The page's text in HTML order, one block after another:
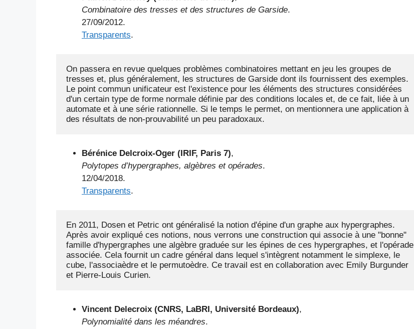
Combinatoire des tresses et des structures de Garside.
27/09/2012.
Transparents.
On passera en revue quelques problèmes combinatoires mettant en jeu les groupes de
tresses et, plus généralement, les structures de Garside dont ils fournissent des exemples.
Le point commun unificateur est l'existence pour les éléments des structures considérées
d'un certain type de forme normale définie par des conditions locales et, de ce fait, liée à un
automate et à une série rationnelle. Si le temps le permet, on mentionnera une application à
des résultats de non-prouvabilité un peu paradoxaux.
Bérénice Delcroix-Oger (IRIF, Paris 7),
Polytopes d’hypergraphes, algèbres et opérades.
12/04/2018.
Transparents.
En 2011, Dosen et Petric ont généralisé la notion d'épine d'un graphe aux hypergraphes.
Après avoir expliqué ces notions, nous verrons une construction qui associe à une "bonne"
famille d'hypergraphes une algèbre graduée sur les épines de ces hypergraphes, et l'opérade
associée. Cela fournit un cadre général dans lequel s'intègrent notamment le simplexe, le
cube, l'associaèdre et le permutoèdre. Ce travail est en collaboration avec Emily Burgunder
et Pierre-Louis Curien.
Vincent Delecroix (CNRS, LaBRI, Université Bordeaux),
Polynomialité dans les méandres.